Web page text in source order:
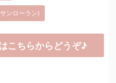
ンローラン)
こちらからどうぞ♪